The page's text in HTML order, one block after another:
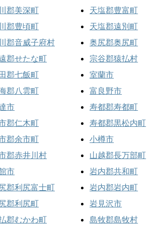
郡美深町
郡豊頃町
郡音威子府村
郡せたな町
郡七飯町
郡八雲町
市
郡仁木町
郡余市町
郡赤井川村
市
郡利尻富士町
郡利尻町
郡むかわ町
天塩郡豊富町
天塩郡遠別町
奥尻郡奥尻町
宗谷郡猿払村
室蘭市
富良野市
寿都郡寿都町
寿都郡黒松内町
小樽市
山越郡長万部町
岩内郡共和町
岩内郡岩内町
岩見沢市
島牧郡島牧村